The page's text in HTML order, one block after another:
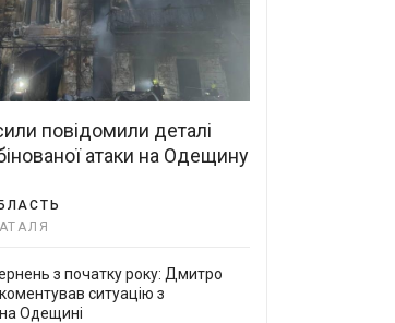
повідомили деталі
атаки на Одещину
з початку року: Дмитро
ситуацію з
на Одещині